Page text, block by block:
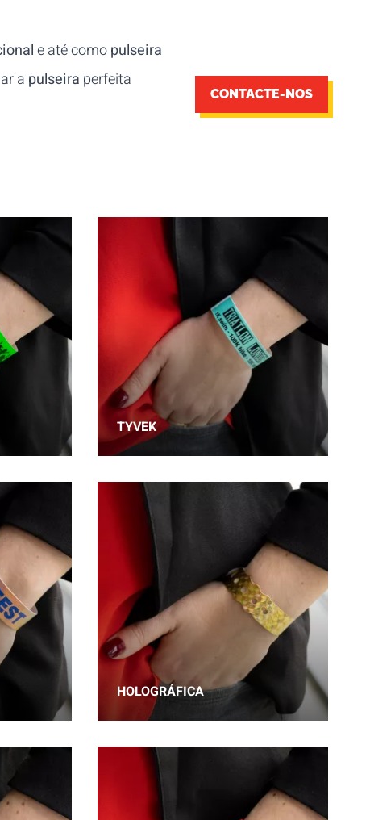
e até comopulseira
a pulseira perfeita
CONTACTE-NOS
TYVEK
HOLOGRÁFICA